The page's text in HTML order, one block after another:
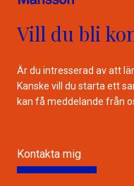
Vill du bli
Är du intresserad av att
Kanske vill du starta ett
kan få meddelande från
Kontakta mig